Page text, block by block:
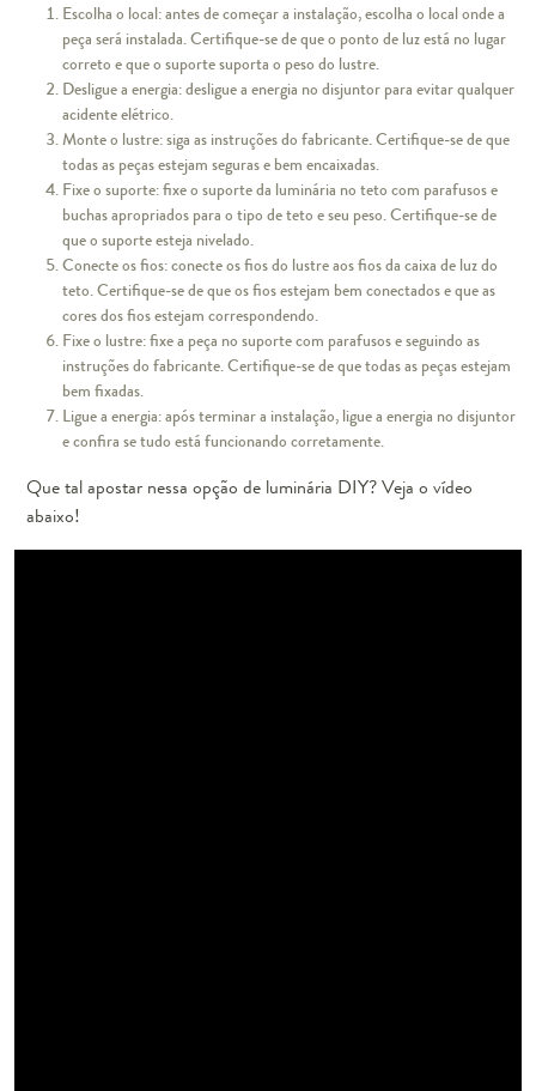
Escolha o local:antes de começar a instalação, escolha o local onde a
peça será instalada. Certifique-se de que o ponto de luz está no lugar
correto e que o suporte suporta o peso do lustre.
Desligue a energia:desligue a energia no disjuntor para evitar qualquer
acidente elétrico.
Monte o lustre:siga as instruções do fabricante. Certifique-se de que
todas as peças estejam seguras e bem encaixadas.
Fixe o suporte:fixe o suporte da luminária no teto com parafusos e
buchas apropriados para o tipo de teto e seu peso. Certifique-se de
que o suporte esteja nivelado.
Conecte os fios:conecte os fios do lustre aos fios da caixa de luz do
teto. Certifique-se de que os fios estejam bem conectados e que as
cores dos fios estejam correspondendo.
Fixe o lustre:fixe a peça no suporte com parafusos e seguindo as
instruções do fabricante. Certifique-se de que todas as peças estejam
bem fixadas.
Ligue a energia:após terminar a instalação, ligue a energia no disjuntor
econfira setudo está funcionando corretamente.
Que tal apostar nessa opção de luminária DIY? Veja o vídeo
abaixo!